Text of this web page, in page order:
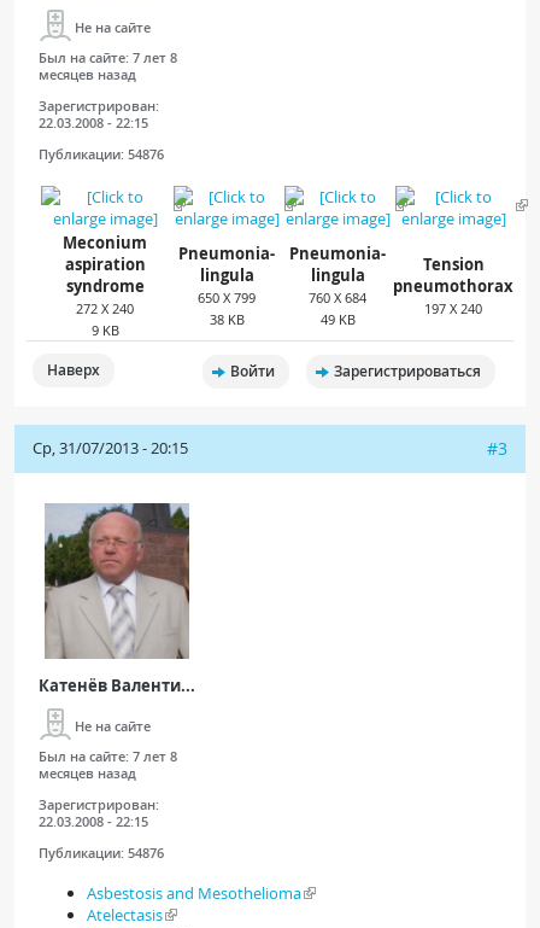
Не на сайте
Был на сайте: 7 лет 8
месяцев назад
Зарегистрирован:
22.03.2008 - 22:15
Публикации: 54876
Meconium
aspiration
syndrome
272 X 240
9 KB
Pneumonia-
lingula
650 X 799
38 KB
Pneumonia-
lingula
760 X 684
49 KB
Tension
pneumothorax
197 X 240
Наверх Войти Зарегистрироваться
Ср, 31/07/2013 - 20:15 #3
Катенёв Валенти...
Не на сайте
Был на сайте: 7 лет 8
месяцев назад
Зарегистрирован:
22.03.2008 - 22:15
Публикации: 54876
Asbestosis and Mesothelioma
Atelectasis